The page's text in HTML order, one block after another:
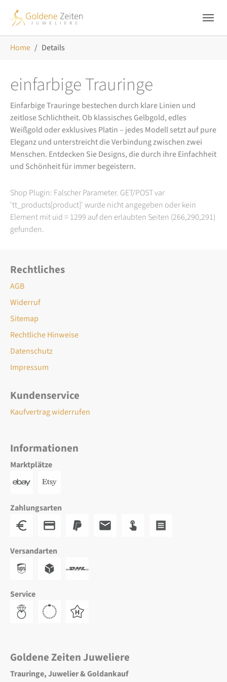
Home Details
einfarbige Trauringe
Einfarbige Trauringe bestechen durch klare Linien und
zeitlose Schlichtheit. Ob klassisches Gelbgold, edles
Weißgold oder exklusives Platin – jedes Modell setzt auf pure
Eleganz und unterstreicht die Verbindung zwischen zwei
Menschen. Entdecken Sie Designs, die durch ihre Einfachheit
und Schönheit für immer begeistern.
Shop Plugin: Falscher Parameter. GET/POST var
'tt_products[product]' wurde nicht angegeben oder kein
Element mit uid = 1299 auf den erlaubten Seiten (266,290,291)
gefunden.
Rechtliches
AGB
Widerruf
Sitemap
Rechtliche Hinweise
Datenschutz
Impressum
Kundenservice
Kaufvertrag widerrufen
Informationen
Marktplätze
Zahlungsarten
Versandarten
Service
Goldene Zeiten Juweliere
Trauringe, Juwelier & Goldankauf